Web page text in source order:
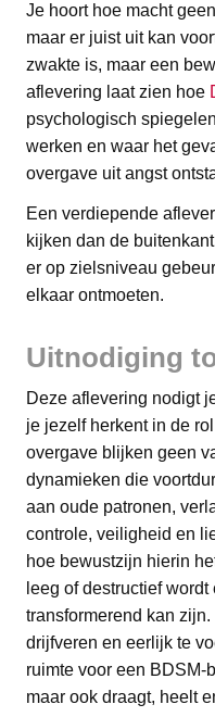
Je hoort hoe macht
maar er juist uit kan
zwakte is, maar een
aflevering laat zien hoe
psychologisch
werken en waar het
overgave uit angst
Een verdiepende
kijken dan de
er op zielsniveau
elkaar ontmoeten.
Uitnodiging
Deze aflevering nodigt
je jezelf herkent in de
overgave blijken geen
dynamieken die
aan oude patronen,
controle, veiligheid en
hoe bewustzijn hierin
leeg of destructief
transformerend kan
drijfveren en eerlijk te
ruimte voor een
maar ook draagt, heelt